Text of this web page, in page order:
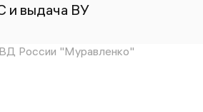
и выдача ВУ
России "Муравленко"